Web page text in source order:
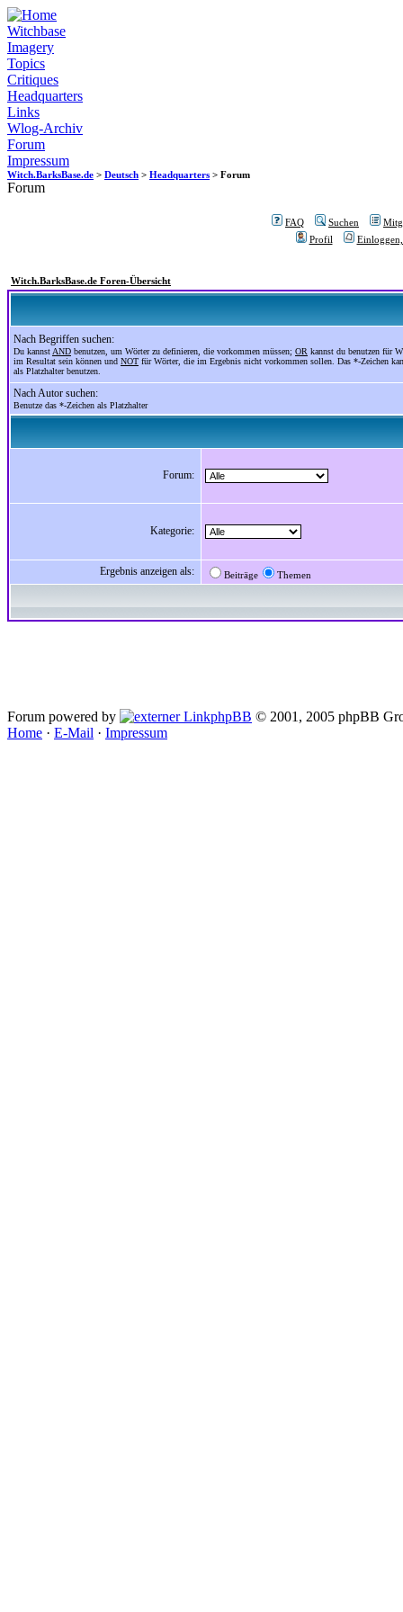
Witchbase
Imagery
Topics
Critiques
Headquarters
Links
Wlog-Archiv
Forum
Impressum
Witch.BarksBase.de > Deutsch > Headquarters > Forum
Forum
FAQ Suchen
Profil
Witch.BarksBase.de Foren-Übersicht
Nach Begriffen suchen:
Du kannst AND benutzen, um Wörter zu definieren, die vorkommen müssen; OR kannst du benutzen für
im Resultat sein können und NOT für Wörter, die im Ergebnis nicht vorkommen sollen. Das *-Zeichen
als Platzhalter benutzen.
Nach Autor suchen:
Benutze das *-Zeichen als Platzhalter
Forum:
Kategorie:
Ergebnis anzeigen als: Beiträge Themen
Forum powered by phpBB © 2001, 2005 phpBB
Home · E-Mail · Impressum